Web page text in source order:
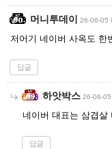
머니투데이 26-06-05
저어기 네이버 사옥도 한
답글
하앗박스 26-06-
네이버 대표는 삼겹살
답글